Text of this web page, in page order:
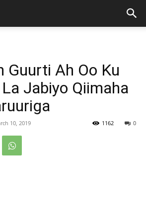
Guurti Ah Oo Ku
Jabiyo Qiimaha
10, 2019 0
1162